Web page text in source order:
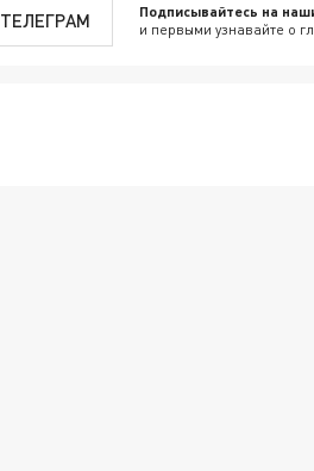
ТЕЛЕГРАМ Подписывайтесь на
и первыми узнавайте о